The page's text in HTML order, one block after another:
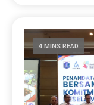
4 MINS READ